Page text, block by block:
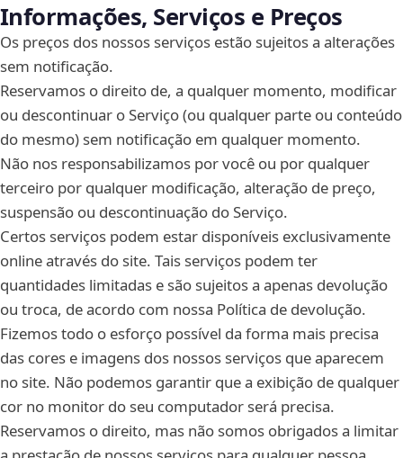
Informações, Serviços e Preços
Os preços dos nossos serviços estão sujeitos a alterações
sem notificação.
Reservamos o direito de, a qualquer momento, modificar
ou descontinuar o Serviço (ou qualquer parte ou conteúdo
do mesmo) sem notificação em qualquer momento.
Não nos responsabilizamos por você ou por qualquer
terceiro por qualquer modificação, alteração de preço,
suspensão ou descontinuação do Serviço.
Certos serviços podem estar disponíveis exclusivamente
online através do site. Tais serviços podem ter
quantidades limitadas e são sujeitos a apenas devolução
ou troca, de acordo com nossa Política de devolução.
Fizemos todo o esforço possível da forma mais precisa
das cores e imagens dos nossos serviços que aparecem
no site. Não podemos garantir que a exibição de qualquer
cor no monitor do seu computador será precisa.
Reservamos o direito, mas não somos obrigados a limitar